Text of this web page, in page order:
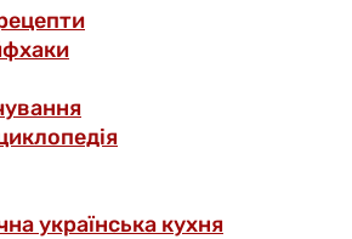
українська кухня